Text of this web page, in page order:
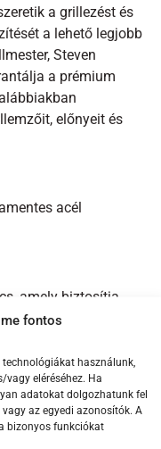
fontos
használunk,
eléréséhez. Ha
adatokat dolgozhatunk fel
az egyedi azonosítók. A
bizonyos funkciókat
a grillezést és
a lehető legjobb
Steven
a prémium
előnyeit és
acél
amely biztosítja,
meg és ne
a könnyű
mechanizmus a